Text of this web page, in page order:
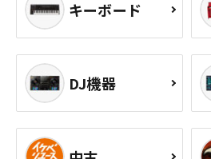
キーボード
DJ機器